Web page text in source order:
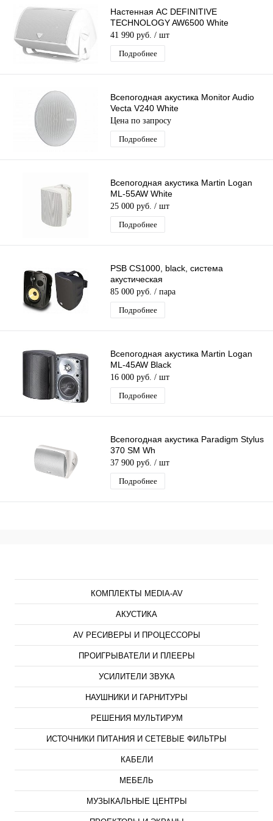
Настенная АС DEFINITIVE
TECHNOLOGY AW6500 White
41 990 руб. / шт
Подробнее
Всепогодная акустика Monitor Audio
Vecta V240 White
Цена по запросу
Подробнее
Всепогодная акустика Martin Logan
ML-55AW White
25 000 руб. / шт
Подробнее
PSB CS1000, black, система
акустическая
85 000 руб. / пара
Подробнее
Всепогодная акустика Martin Logan
ML-45AW Black
16 000 руб. / шт
Подробнее
Всепогодная акустика Paradigm Stylus
370 SM Wh
37 900 руб. / шт
Подробнее
КОМПЛЕКТЫ MEDIA-AV
АКУСТИКА
AV РЕСИВЕРЫ И ПРОЦЕССОРЫ
ПРОИГРЫВАТЕЛИ И ПЛЕЕРЫ
УСИЛИТЕЛИ ЗВУКА
НАУШНИКИ И ГАРНИТУРЫ
РЕШЕНИЯ МУЛЬТИРУМ
ИСТОЧНИКИ ПИТАНИЯ И СЕТЕВЫЕ ФИЛЬТРЫ
КАБЕЛИ
МЕБЕЛЬ
МУЗЫКАЛЬНЫЕ ЦЕНТРЫ